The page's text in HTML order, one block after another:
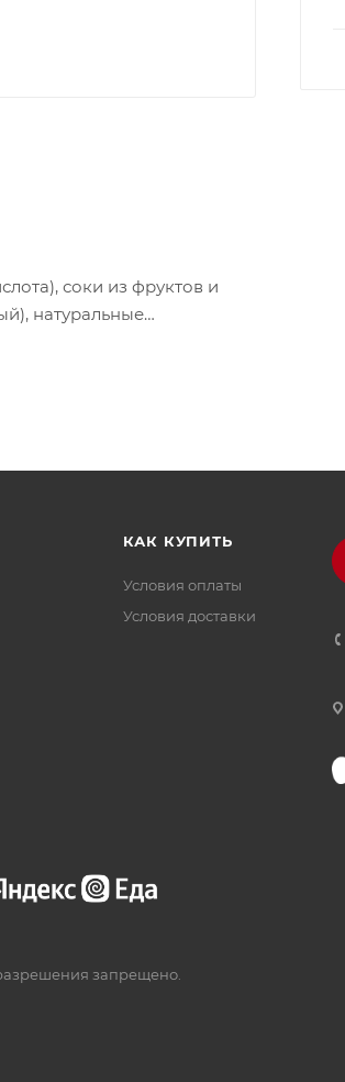
соки из фруктов и
натуральные
КАК КУПИТЬ
Условия оплаты
Условия доставки
запрещено.